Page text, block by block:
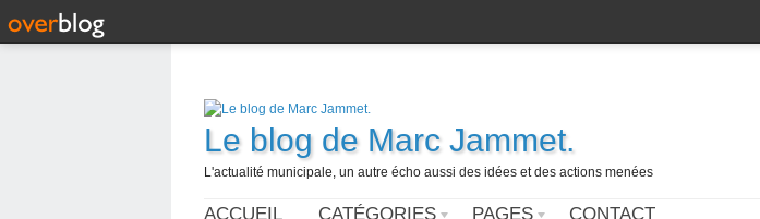
Le blog de Marc Jammet.
L'actualité municipale, un autre écho aussi des idées et des actions menées
ACCUEIL CATÉGORIES PAGES CONTACT